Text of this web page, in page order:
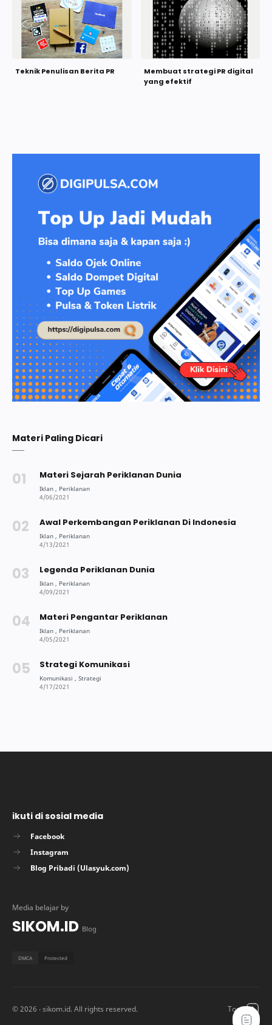
Teknik Penulisan Berita PR
Membuat strategi PR digital
yang efektif
Materi Paling Dicari
Materi Sejarah Periklanan Dunia
Awal Perkembangan Periklanan Di Indonesia
Legenda Periklanan Dunia
Materi Pengantar Periklanan
Strategi Komunikasi
Media belajar by
SIKOM.ID Blog
ikuti di sosial media
Facebook
Instagram
Blog Pribadi (Ulasyuk.com)
©2026 ‧ sikom.id. All rights reserved.